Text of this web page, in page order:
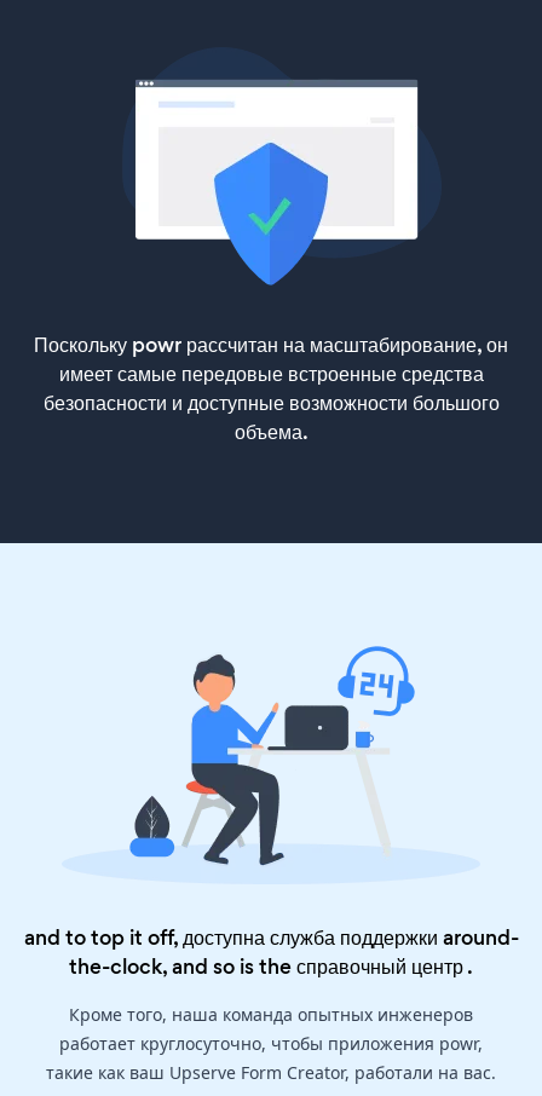
Поскольку powr рассчитан на масштабирование, он
имеет самые передовые встроенные средства
безопасности и доступные возможности большого
объема.
and to top it off, доступна служба поддержки around-
the-clock, and so is theсправочный центр.
Кроме того, наша команда опытных инженеров
работает круглосуточно, чтобы приложения powr,
такие как ваш Upserve Form Creator, работали на вас.